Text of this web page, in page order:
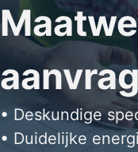
• Deskundige
• Duidelijke